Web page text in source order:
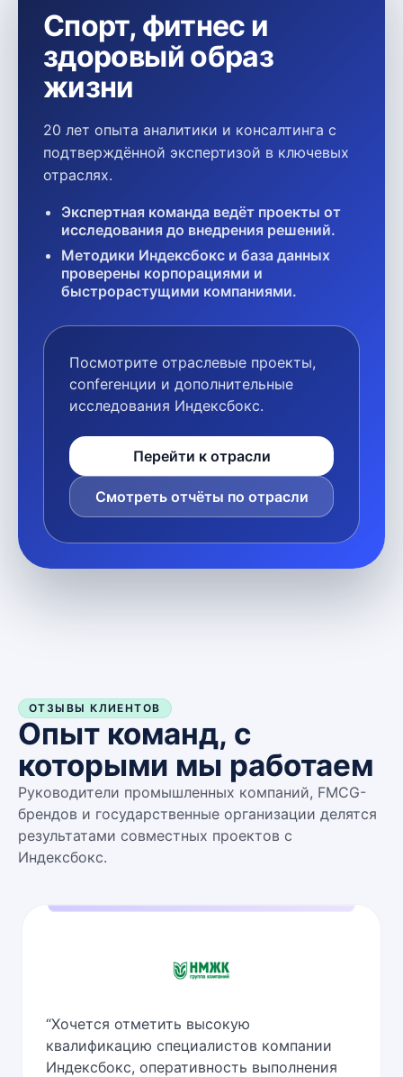
Спорт, фитнес и
здоровый образ
жизни
20 лет опыта аналитики и консалтинга с
подтверждённой экспертизой в ключевых
отраслях.
Экспертная команда ведёт проекты от
исследования до внедрения решений.
Методики Индексбокс и база данных
проверены корпорациями и
быстрорастущими компаниями.
Посмотрите отраслевые проекты,
conferенции и дополнительные
исследования Индексбокс.
Перейти к отрасли
Смотреть отчёты по отрасли
ОТЗЫВЫ КЛИЕНТОВ
Опыт команд, с
которыми мы работаем
Руководители промышленных компаний, FMCG-
брендов и государственные организации делятся
результатами совместных проектов с
Индексбокс.
“Хочется отметить высокую
квалификацию специалистов компании
Индексбокс, оперативность выполнения